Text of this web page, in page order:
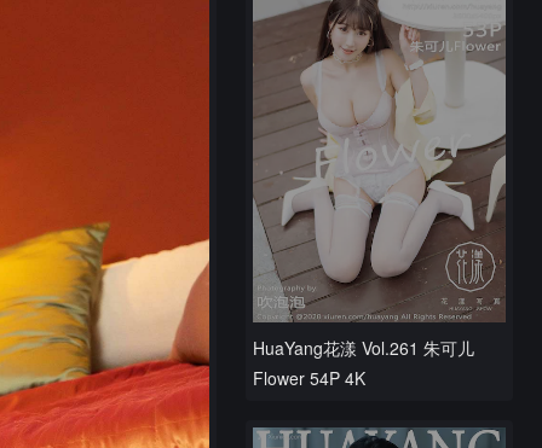
HuaYang花漾 Vol.261 朱可儿
Flower 54P 4K